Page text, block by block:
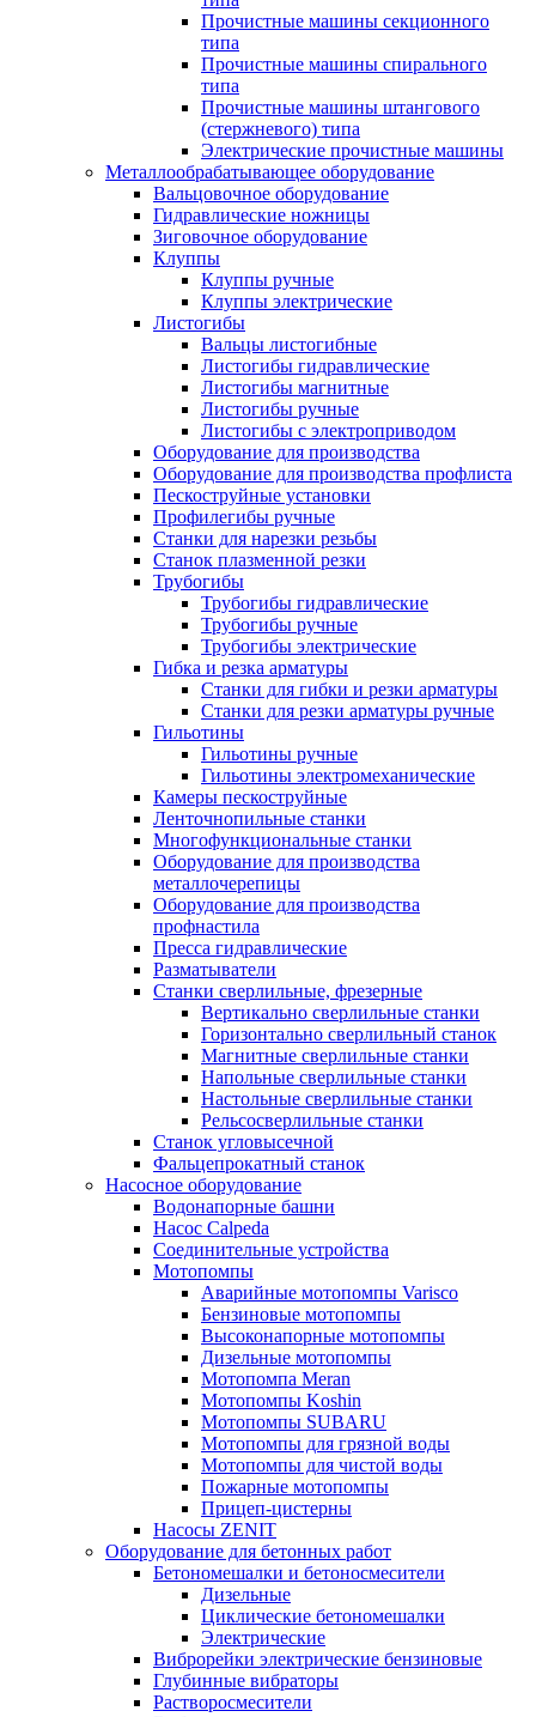
Прочистные машины секционного
типа
Прочистные машины спирального
типа
Прочистные машины штангового
(стержневого) типа
Электрические прочистные машины
Металлообрабатывающее оборудование
Вальцовочное оборудование
Гидравлические ножницы
Зиговочное оборудование
Клуппы
Клуппы ручные
Клуппы электрические
Листогибы
Вальцы листогибные
Листогибы гидравлические
Листогибы магнитные
Листогибы ручные
Листогибы с электроприводом
Оборудование для производства
Оборудование для производства профлиста
Пескоструйные установки
Профилегибы ручные
Станки для нарезки резьбы
Станок плазменной резки
Трубогибы
Трубогибы гидравлические
Трубогибы ручные
Трубогибы электрические
Гибка и резка арматуры
Станки для гибки и резки арматуры
Станки для резки арматуры ручные
Гильотины
Гильотины ручные
Гильотины электромеханические
Камеры пескоструйные
Ленточнопильные станки
Многофункциональные станки
Оборудование для производства
металлочерепицы
Оборудование для производства
профнастила
Пресса гидравлические
Разматыватели
Станки сверлильные, фрезерные
Вертикально сверлильные станки
Горизонтально сверлильный станок
Магнитные сверлильные станки
Напольные сверлильные станки
Настольные сверлильные станки
Рельсосверлильные станки
Станок угловысечной
Фальцепрокатный станок
Насосное оборудование
Водонапорные башни
Насос Calpeda
Соединительные устройства
Мотопомпы
Аварийные мотопомпы Varisco
Бензиновые мотопомпы
Высоконапорные мотопомпы
Дизельные мотопомпы
Мотопомпа Meran
Мотопомпы Koshin
Мотопомпы SUBARU
Мотопомпы для грязной воды
Мотопомпы для чистой воды
Пожарные мотопомпы
Прицеп-цистерны
Насосы ZENIT
Оборудование для бетонных работ
Бетономешалки и бетоносмесители
Дизельные
Циклические бетономешалки
Электрические
Виброрейки электрические бензиновые
Глубинные вибраторы
Растворосмесители